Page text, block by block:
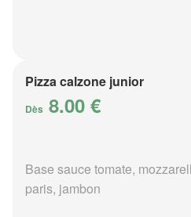
Pizza calzone junior
Dès 8.00 €
Base sauce tomate,
paris, jambon